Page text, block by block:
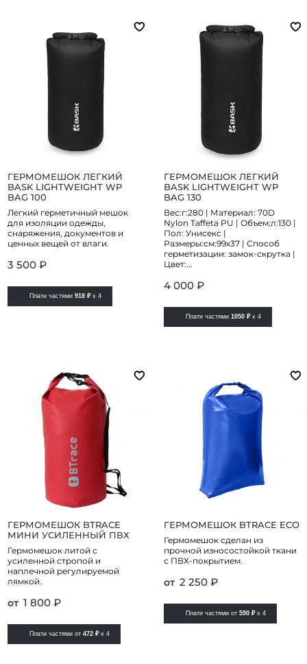
ГЕРМОМЕШОК ЛЕГКИЙ
BASK LIGHTWEIGHT WP
BAG 100
Легкий герметичный мешок
для изоляции одежды,
снаряжения, документов и
ценных вещей от влаги.
3 500 ₽
Плати частями918 ₽ x 4
ГЕРМОМЕШОК ЛЕГКИЙ
BASK LIGHTWEIGHT WP
BAG 130
Вес:г:280 | Материал: 70D
Nylon Taffeta PU | Объем:л:130 |
Пол: Унисекс |
Размеры:см:99x37 | Способ
герметизации: замок-скрутка |
Цвет:...
4 000 ₽
Плати частями 1050 ₽ x 4
ГЕРМОМЕШОК BTRACE
МИНИ УСИЛЕННЫЙ ПВХ
Гермомешок литой с
усиленной стропой и
наплечной регулируемой
лямкой.
от 1 800 ₽
Плати частями от472 ₽ x 4
ГЕРМОМЕШОК BTRACE ECO
Гермомешок сделан из
прочной износостойкой ткани
с ПВХ-покрытием.
от 2 250 ₽
Плати частями от 590 ₽ x 4